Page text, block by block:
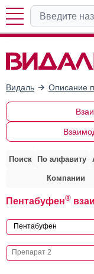
Видаль Описание
Поиск По алфавиту
Компании
Пентабуфен®